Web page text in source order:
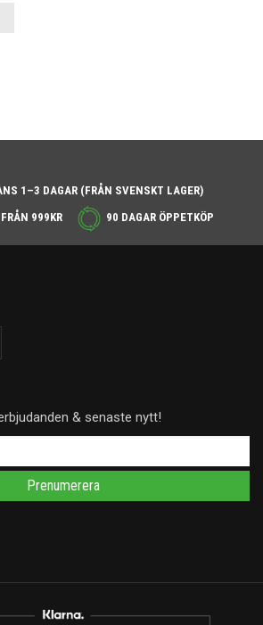
1–3 DAGAR (FRÅN SVENSKT LAGER)
999KR
90 DAGAR ÖPPETKÖP
& senaste nytt!
Prenumerera